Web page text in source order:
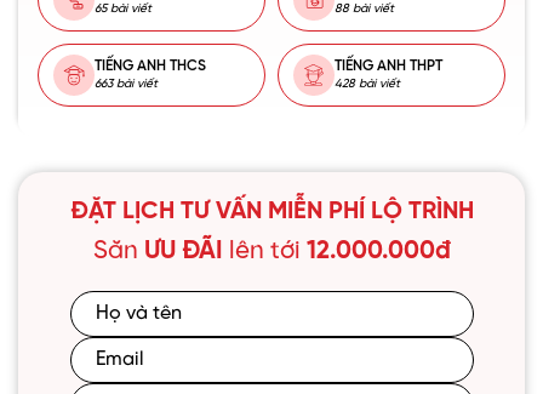
65 bài viết 88 bài viết
TIẾNG ANH THCS
663 bài viết
TIẾNG ANH THPT
428 bài viết
ĐẶT LỊCH TƯ VẤN MIỄN PHÍ LỘ TRÌNH
Săn ƯU ĐÃI lên tới 12.000.000đ